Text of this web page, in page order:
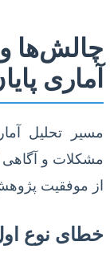
چالش‌ها
آماری
مسیر تحلیل
مشکلات و آگاهی
از موفقیت
خطای نوع